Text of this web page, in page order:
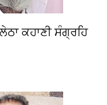
ਕਹਾਣੀ ਸੰਗ੍ਰਹਿ